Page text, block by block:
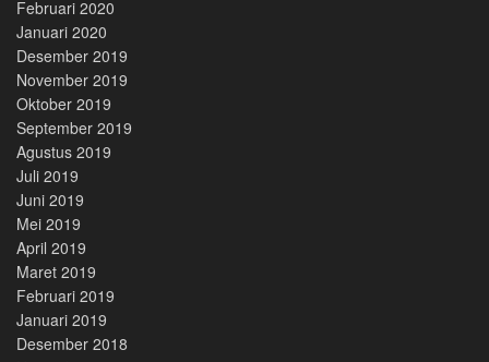
Februari 2020
Januari 2020
Desember 2019
November 2019
Oktober 2019
September 2019
Agustus 2019
Juli 2019
Juni 2019
Mei 2019
April 2019
Maret 2019
Februari 2019
Januari 2019
Desember 2018